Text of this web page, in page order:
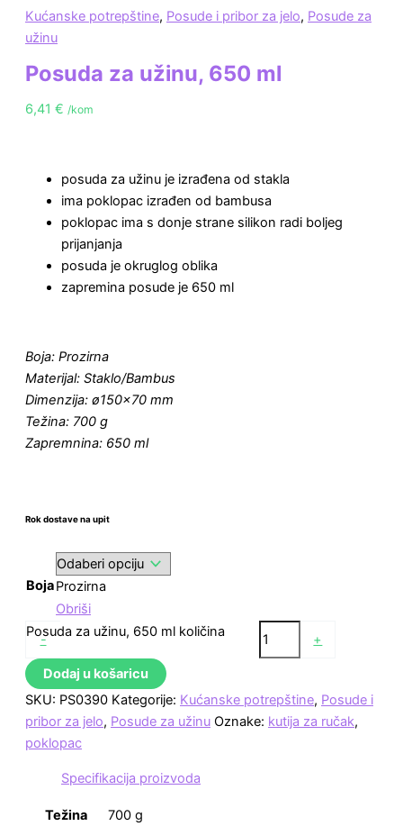
Kućanske potrepštine, Posude i pribor za jelo, Posude za
užinu
Posuda za užinu, 650 ml
6,41 € /kom
posuda za užinu je izrađena od stakla
ima poklopac izrađen od bambusa
poklopac ima s donje strane silikon radi boljeg
prijanjanja
posuda je okruglog oblika
zapremina posude je 650 ml
Boja: Prozirna
Materijal: Staklo/Bambus
Dimenzija: ø150×70 mm
Težina: 700 g
Zapremnina: 650 ml
Rok dostave na upit
BojaProzirna
Obriši
-
Posuda za užinu, 650 ml količina +
Dodaj u košaricu
SKU: PS0390 Kategorije: Kućanske potrepštine, Posude i
pribor za jelo, Posude za užinu Oznake: kutija za ručak,
poklopac
Specifikacija proizvoda
Težina
700 g